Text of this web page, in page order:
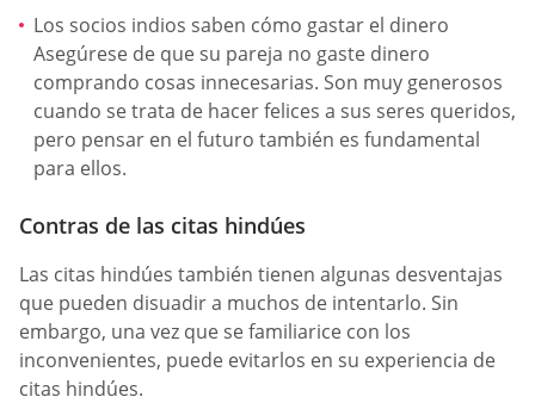
Los socios indios saben cómo gastar el dinero
Asegúrese de que su pareja no gaste dinero
comprando cosas innecesarias. Son muy generosos
cuando se trata de hacer felices a sus seres queridos,
pero pensar en el futuro también es fundamental
para ellos.
Contras de las citas hindúes
Las citas hindúes también tienen algunas desventajas
que pueden disuadir a muchos de intentarlo. Sin
embargo, una vez que se familiarice con los
inconvenientes, puede evitarlos en su experiencia de
citas hindúes.